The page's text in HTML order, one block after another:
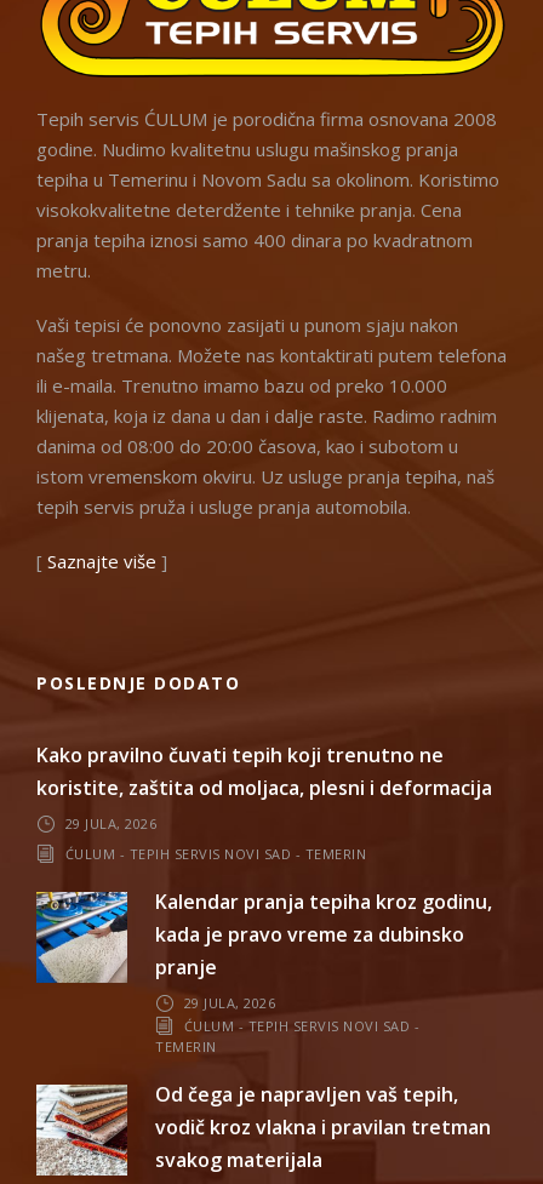
Tepih servis ĆULUM je porodična firma osnovana 2008
godine. Nudimo kvalitetnu uslugu mašinskog pranja
tepiha u Temerinu i Novom Sadu sa okolinom. Koristimo
visokokvalitetne deterdžente i tehnike pranja. Cena
pranja tepiha iznosi samo 400 dinara po kvadratnom
metru.
Vaši tepisi će ponovno zasijati u punom sjaju nakon
našeg tretmana. Možete nas kontaktirati putem telefona
ili e-maila. Trenutno imamo bazu od preko 10.000
klijenata, koja iz dana u dan i dalje raste. Radimo radnim
danima od 08:00 do 20:00 časova, kao i subotom u
istom vremenskom okviru. Uz usluge pranja tepiha, naš
tepih servis pruža i usluge pranja automobila.
[ Saznajte više ]
POSLEDNJE DODATO
Kako pravilno čuvati tepih koji trenutno ne
koristite, zaštita od moljaca, plesni i deformacija
29 JULA, 2026
ĆULUM - TEPIH SERVIS NOVI SAD - TEMERIN
Kalendar pranja tepiha kroz godinu,
kada je pravo vreme za dubinsko
pranje
29 JULA, 2026
ĆULUM - TEPIH SERVIS NOVI SAD -
TEMERIN
Od čega je napravljen vaš tepih,
vodič kroz vlakna i pravilan tretman
svakog materijala